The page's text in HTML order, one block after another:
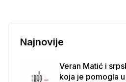
Najnovije
Veran Matić i
koja je pomogla